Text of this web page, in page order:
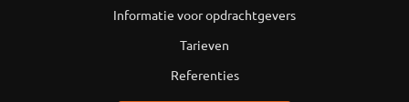
Informatie voor opdrachtgevers
Tarieven
Referenties